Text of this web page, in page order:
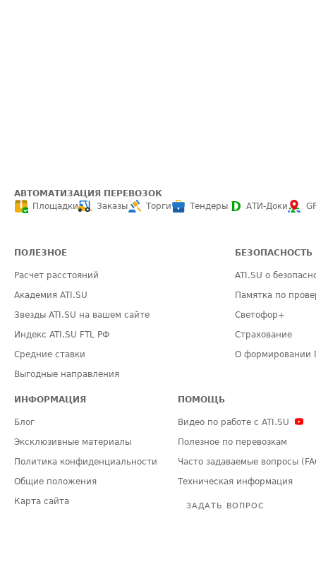
АВТОМАТИЗАЦИЯ ПЕРЕВОЗОК
Площадки
Заказы Торги Тендеры АТИ-Доки
ПОЛЕЗНОЕ
Расчет расстояний
Академия ATI.SU
Звезды ATI.SU на вашем сайте
Индекс ATI.SU FTL РФ
Средние ставки
Выгодные направления
БЕЗОПАСНОСТЬ
ATI.SU о
Памятка по
Светофор+
Страхование
О формировании
ИНФОРМАЦИЯ
Блог
Эксклюзивные материалы
Политика конфиденциальности
Общие положения
Карта сайта
ПОМОЩЬ
Видео по работе с ATI.SU
Полезное по перевозкам
Часто задаваемые вопросы
Техническая информация
ЗАДАТЬ ВОПРОС